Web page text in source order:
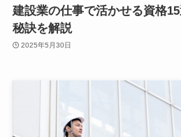
建設業の仕事で活かせる資格
秘訣を解説
2025年5月30日